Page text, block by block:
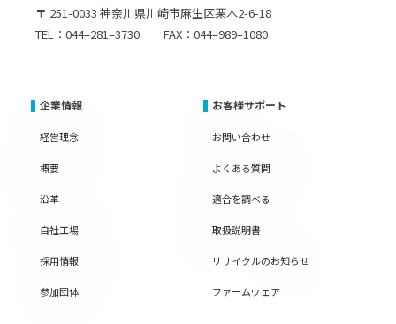
〒 251-0033 神奈川県川崎市麻生区栗木2-6-18
TEL：044–281–3730 FAX：044–989–1080
企業情報
経営理念
概要
沿革
自社工場
採用情報
参加団体
お客様サポート
お問い合わせ
よくある質問
適合を調べる
取扱説明書
リサイクルのお知らせ
ファームウェア